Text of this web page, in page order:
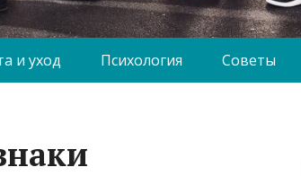
и уход Психология Советы